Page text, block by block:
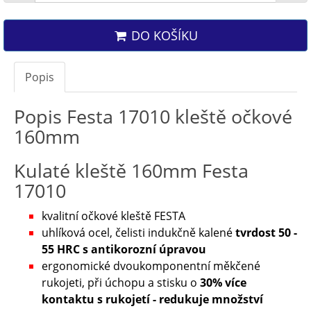
DO KOŠÍKU
Popis
Popis Festa 17010 kleště očkové
160mm
Kulaté kleště 160mm Festa
17010
kvalitní očkové kleště FESTA
uhlíková ocel, čelisti indukčně kalenétvrdost 50 -
55 HRC s antikorozní úpravou
ergonomické dvoukomponentní měkčené
rukojeti, při úchopu a stisku o 30% více
kontaktu s rukojetí - redukuje množství